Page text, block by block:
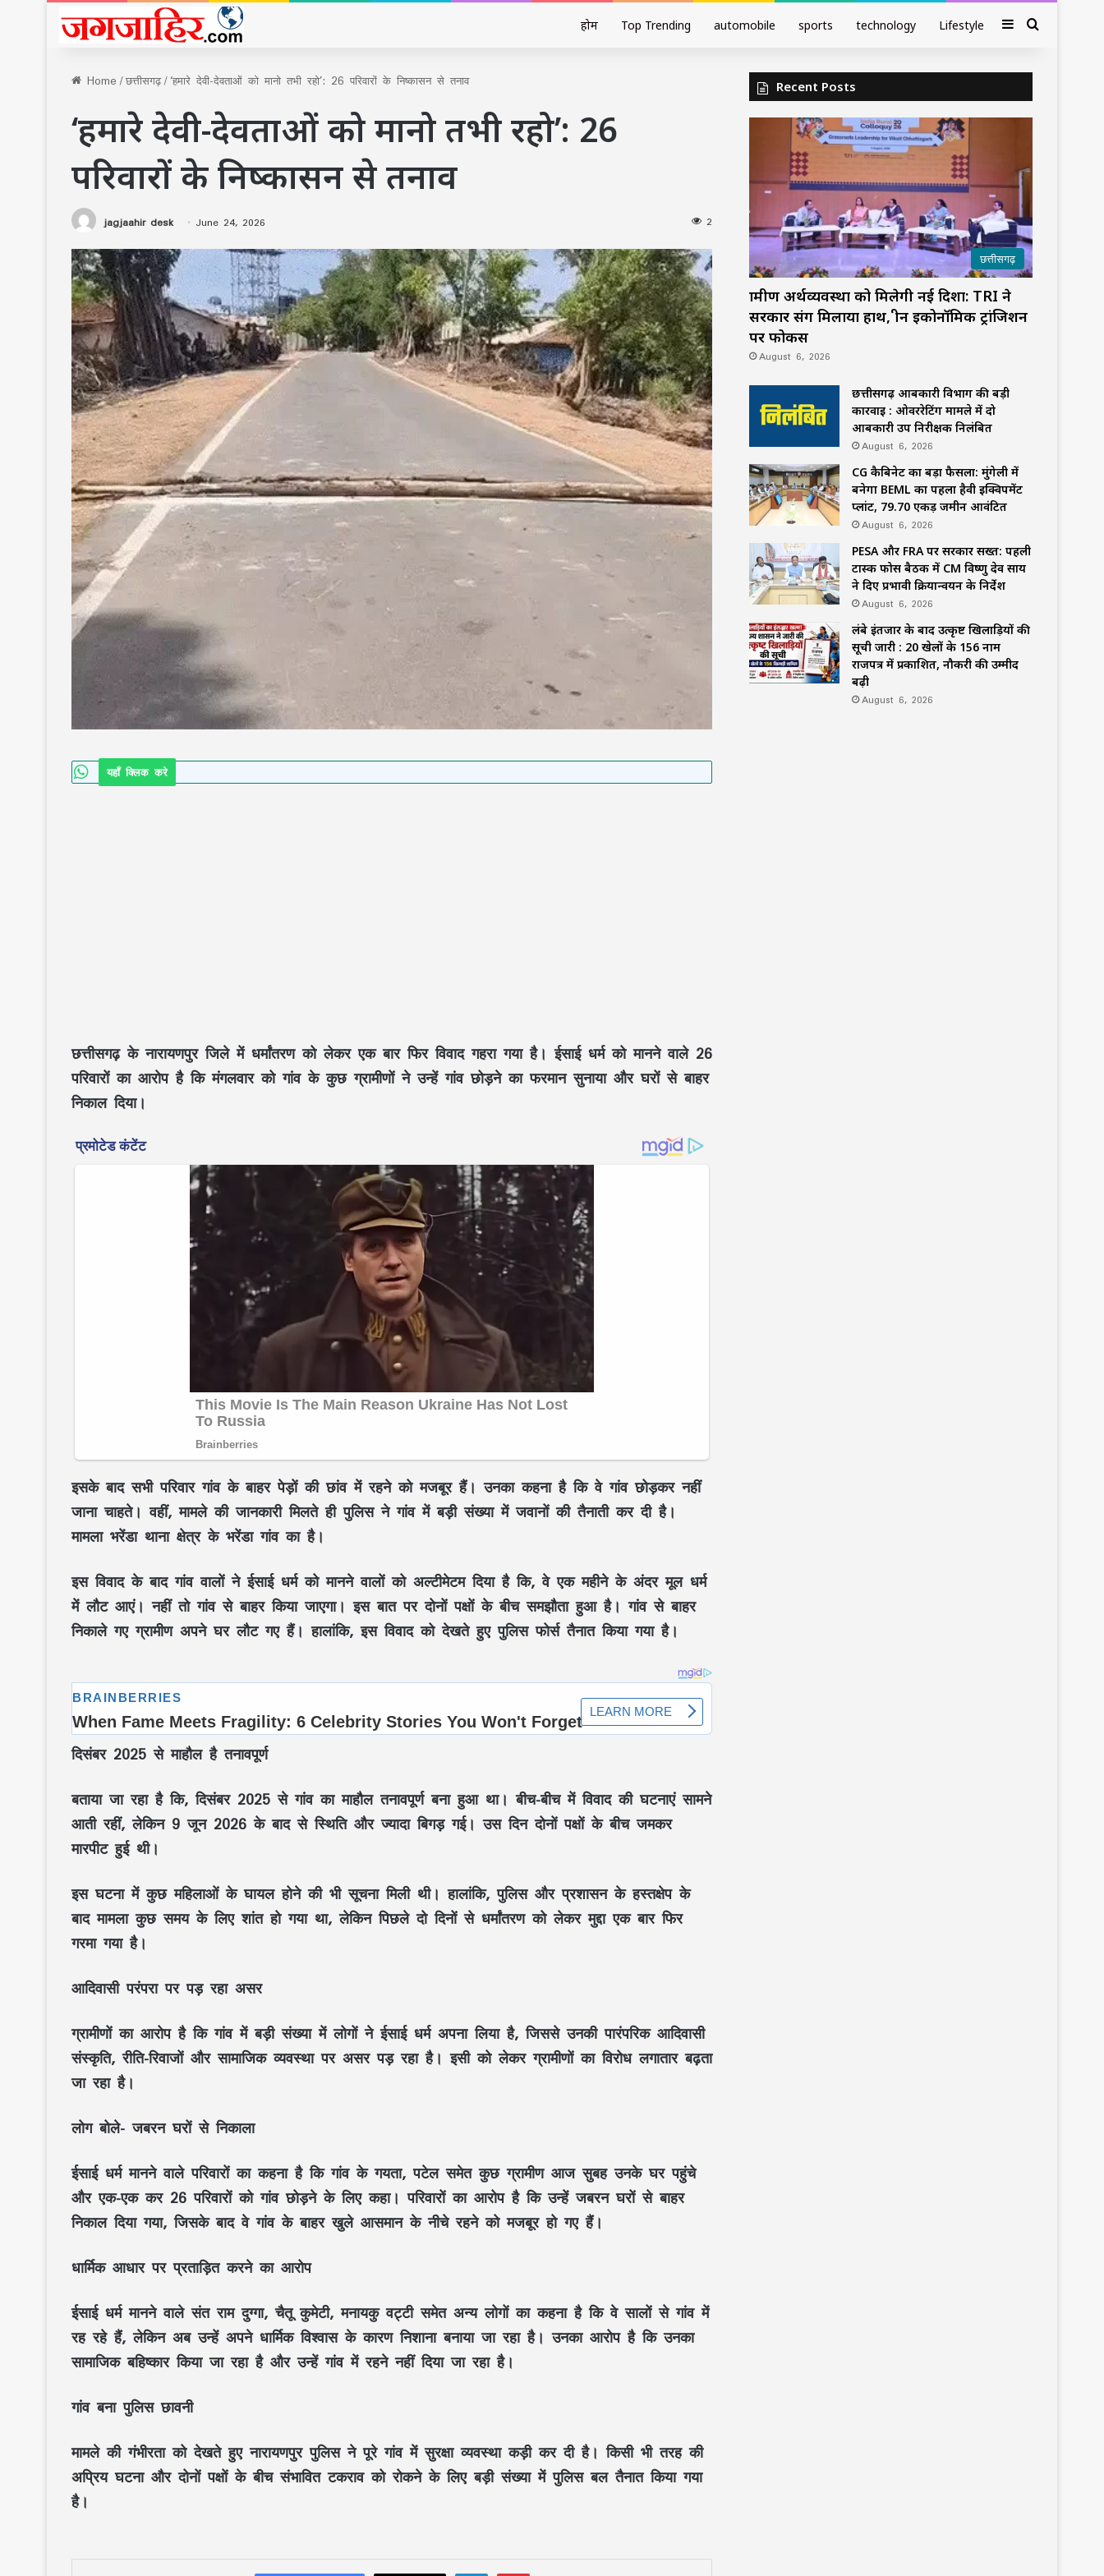
होम Top Trending automobile sports technology Lifestyle SidebarSearch
Home/छत्तीसगढ़/‘हमारे देवी-देवताओं को मानो तभी रहो’: 26 परिवारों के निष्कासन से तनाव
‘हमारे देवी-देवताओं को मानो तभी रहो’: 26
परिवारों के निष्कासन से तनाव
jagjaahir desk June 24, 2026 2
यहाँ क्लिक करे
छत्तीसगढ़ के नारायणपुर जिले में धर्मांतरण को लेकर एक बार फिर विवाद गहरा गया है। ईसाई धर्म को मानने वाले 26
परिवारों का आरोप है कि मंगलवार को गांव के कुछ ग्रामीणों ने उन्हें गांव छोड़ने का फरमान सुनाया और घरों से बाहर
निकाल दिया।
इसके बाद सभी परिवार गांव के बाहर पेड़ों की छांव में रहने को मजबूर हैं। उनका कहना है कि वे गांव छोड़कर नहीं
जाना चाहते। वहीं, मामले की जानकारी मिलते ही पुलिस ने गांव में बड़ी संख्या में जवानों की तैनाती कर दी है।
मामला भरेंडा थाना क्षेत्र के भरेंडा गांव का है।
इस विवाद के बाद गांव वालों ने ईसाई धर्म को मानने वालों को अल्टीमेटम दिया है कि, वे एक महीने के अंदर मूल धर्म
में लौट आएं। नहीं तो गांव से बाहर किया जाएगा। इस बात पर दोनों पक्षों के बीच समझौता हुआ है। गांव से बाहर
निकाले गए ग्रामीण अपने घर लौट गए हैं। हालांकि, इस विवाद को देखते हुए पुलिस फोर्स तैनात किया गया है।
दिसंबर 2025 से माहौल है तनावपूर्ण
बताया जा रहा है कि, दिसंबर 2025 से गांव का माहौल तनावपूर्ण बना हुआ था। बीच-बीच में विवाद की घटनाएं सामने
आती रहीं, लेकिन 9 जून 2026 के बाद से स्थिति और ज्यादा बिगड़ गई। उस दिन दोनों पक्षों के बीच जमकर
मारपीट हुई थी।
इस घटना में कुछ महिलाओं के घायल होने की भी सूचना मिली थी। हालांकि, पुलिस और प्रशासन के हस्तक्षेप के
बाद मामला कुछ समय के लिए शांत हो गया था, लेकिन पिछले दो दिनों से धर्मांतरण को लेकर मुद्दा एक बार फिर
गरमा गया है।
आदिवासी परंपरा पर पड़ रहा असर
ग्रामीणों का आरोप है कि गांव में बड़ी संख्या में लोगों ने ईसाई धर्म अपना लिया है, जिससे उनकी पारंपरिक आदिवासी
संस्कृति, रीति-रिवाजों और सामाजिक व्यवस्था पर असर पड़ रहा है। इसी को लेकर ग्रामीणों का विरोध लगातार बढ़ता
जा रहा है।
लोग बोले- जबरन घरों से निकाला
ईसाई धर्म मानने वाले परिवारों का कहना है कि गांव के गयता, पटेल समेत कुछ ग्रामीण आज सुबह उनके घर पहुंचे
और एक-एक कर 26 परिवारों को गांव छोड़ने के लिए कहा। परिवारों का आरोप है कि उन्हें जबरन घरों से बाहर
निकाल दिया गया, जिसके बाद वे गांव के बाहर खुले आसमान के नीचे रहने को मजबूर हो गए हैं।
धार्मिक आधार पर प्रताड़ित करने का आरोप
ईसाई धर्म मानने वाले संत राम दुग्गा, चैतू कुमेटी, मनायकु वट्टी समेत अन्य लोगों का कहना है कि वे सालों से गांव में
रह रहे हैं, लेकिन अब उन्हें अपने धार्मिक विश्वास के कारण निशाना बनाया जा रहा है। उनका आरोप है कि उनका
सामाजिक बहिष्कार किया जा रहा है और उन्हें गांव में रहने नहीं दिया जा रहा है।
गांव बना पुलिस छावनी
मामले की गंभीरता को देखते हुए नारायणपुर पुलिस ने पूरे गांव में सुरक्षा व्यवस्था कड़ी कर दी है। किसी भी तरह की
अप्रिय घटना और दोनों पक्षों के बीच संभावित टकराव को रोकने के लिए बड़ी संख्या में पुलिस बल तैनात किया गया
है।
ग्रामीण अर्थव्यवस्था को मिलेगी नई दिशा: TRI ने
सरकार संग मिलाया हाथ, ग्रीन इकोनॉमिक
ट्रांजिशन पर फोकस
CG कैबिनेट का बड़ा फैसला: मुंगेली में बनेगा
BEML का पहला हैवी इक्विपमेंट प्लांट, 79.70
फोर्स बैठक में CM विष्णु देव साय ने दिए प्रभावी
Recent Posts
छत्तीसगढ़
ग्रामीण अर्थव्यवस्था को मिलेगी नई दिशा: TRI ने
सरकार संग मिलाया हाथ, ग्रीन इकोनॉमिक ट्रांजिशन
पर फोकस
August 6, 2026
छत्तीसगढ़ आबकारी विभाग की बड़ी
कार्रवाई : ओवररेटिंग मामले में दो
आबकारी उप निरीक्षक निलंबित
August 6, 2026
CG कैबिनेट का बड़ा फैसला: मुंगेली में
बनेगा BEML का पहला हैवी इक्विपमेंट
प्लांट, 79.70 एकड़ जमीन आवंटित
August 6, 2026
PESA और FRA पर सरकार सख्त: पहली
टास्क फोर्स बैठक में CM विष्णु देव साय
ने दिए प्रभावी क्रियान्वयन के निर्देश
August 6, 2026
लंबे इंतजार के बाद उत्कृष्ट खिलाड़ियों की
सूची जारी : 20 खेलों के 156 नाम
राजपत्र में प्रकाशित, नौकरी की उम्मीद
बढ़ी
August 6, 2026